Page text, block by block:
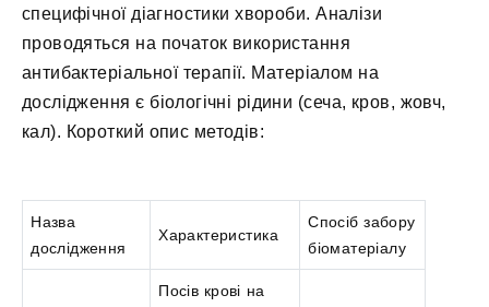
специфічної діагностики хвороби. Аналізи
проводяться на початок використання
антибактеріальної терапії. Матеріалом на
дослідження є біологічні рідини (сеча, кров, жовч,
кал). Короткий опис методів:
Назва
дослідження
Характеристика
Спосіб забору
біоматеріалу
Посів крові на